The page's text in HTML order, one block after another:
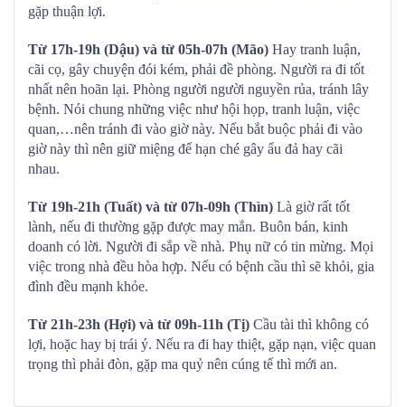
gặp thuận lợi.
Từ 17h-19h (Dậu) và từ 05h-07h (Mão) Hay tranh luận,
cãi cọ, gây chuyện đói kém, phải đề phòng. Người ra đi tốt
nhất nên hoãn lại. Phòng người người nguyền rủa, tránh lây
bệnh. Nói chung những việc như hội họp, tranh luận, việc
quan,…nên tránh đi vào giờ này. Nếu bắt buộc phải đi vào
giờ này thì nên giữ miệng để hạn ché gây ẩu đả hay cãi
nhau.
Từ 19h-21h (Tuất) và từ 07h-09h (Thìn) Là giờ rất tốt
lành, nếu đi thường gặp được may mắn. Buôn bán, kinh
doanh có lời. Người đi sắp về nhà. Phụ nữ có tin mừng. Mọi
việc trong nhà đều hòa hợp. Nếu có bệnh cầu thì sẽ khỏi, gia
đình đều mạnh khỏe.
Từ 21h-23h (Hợi) và từ 09h-11h (Tị) Cầu tài thì không có
lợi, hoặc hay bị trái ý. Nếu ra đi hay thiệt, gặp nạn, việc quan
trọng thì phải đòn, gặp ma quỷ nên cúng tế thì mới an.